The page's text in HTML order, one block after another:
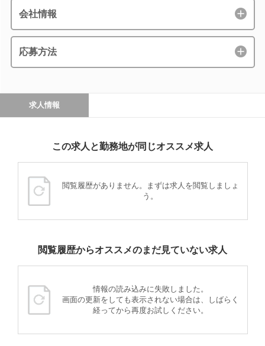
会社情報
応募方法
求人情報
この求人と勤務地が同じオススメ求人
閲覧履歴がありません。まずは求人を閲覧しましょ
う。
閲覧履歴からオススメのまだ見ていない求人
情報の読み込みに失敗しました。
画面の更新をしても表示されない場合は、しばらく
経ってから再度お試しください。